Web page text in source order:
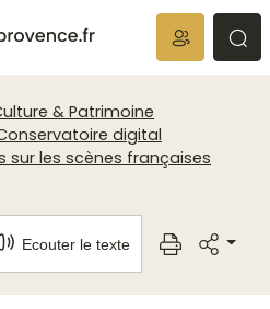
& Patrimoine
digital
sur les scènes françaises
Ecouter le texte